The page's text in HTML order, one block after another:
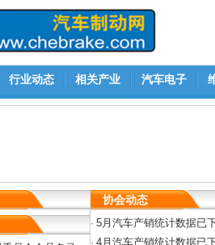
行业动态 相关产业 汽车电子
协会动态
· 5月汽车产销统计数据已
· 4月汽车产销统计数据已